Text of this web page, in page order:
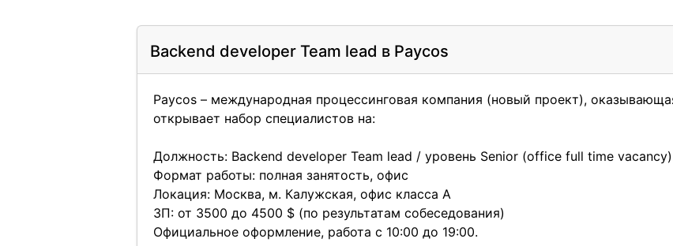
Backend developer Team lead в Paycos
Paycos – международная процессинговая компания (новый проект),
открывает набор специалистов на:
Должность: Backend developer Team lead / уровень Senior (office full time
Формат работы: полная занятость, офис
Локация: Москва, м. Калужская, офис класса А
ЗП: от 3500 до 4500 $ (по результатам собеседования)
Официальное оформление, работа с 10:00 до 19:00.